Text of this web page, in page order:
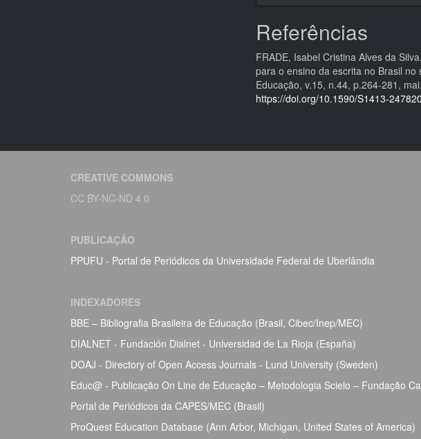
Referências
FRADE, Isabel Cristina Alves da
para o ensino da escrita no Brasil no
Educação, v.15, n.44, p.264-281,
https://doi.org/10.1590/S1413-
CREATIVE COMMONS
CC BY-NC-ND 4.0
PUBLICAÇÃO
PPUFU - Portal de Periódicos da Universidade Federal de Uberlândia
INDEXADORES
BBE – Bibliografia Brasileira de Educação (Brasil, Cibec/Inep/MEC)
DIALNET - Fundación Dialnet - Universidad de La Rioja (España)
DOAJ - Directory of Open Access Journals - Lund University (Sweden)
Educ@ - Publicação On Line de Educação – Metodologia Scielo – Fundação
Portal de Periódicos da CAPES/MEC (Brasil)
ProQuest Education Database (Ann Arbor, Michigan, United States of America)